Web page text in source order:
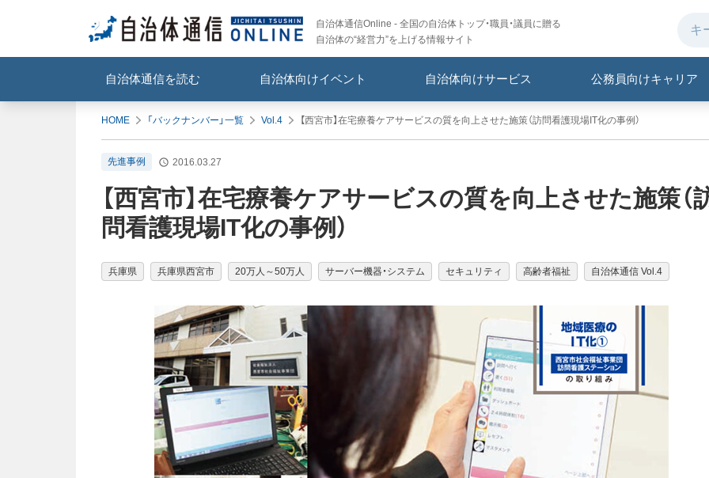
自治体通信Online - 全国の自治体トップ・職員・議員に贈る
自治体の“経営力”を上げる情報サイト
自治体通信を読む 自治体向けイベント 自治体向けサービス 公務員向けキャリア
HOME 「バックナンバー」一覧 Vol.4 【西宮市】在宅療養ケアサービスの質を向上させた施策（訪問看護現場IT化の事例）
先進事例 2016.03.27
【西宮市】在宅療養ケアサービスの質を向上させた施策（
問看護現場IT化の事例）
兵庫県 兵庫県西宮市 20万人～50万人 サーバー機器・システム セキュリティ 高齢者福祉 自治体通信 Vol.4